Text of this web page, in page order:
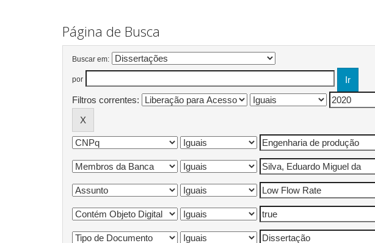
Página de Busca
Buscar em:
por
Filtros correntes: